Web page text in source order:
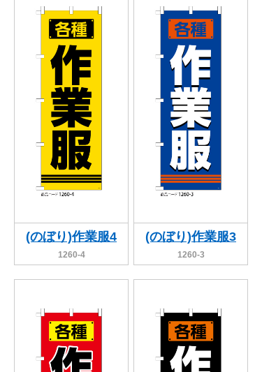
(のぼり)作業服4
1260-4
(のぼり)作業服3
1260-3